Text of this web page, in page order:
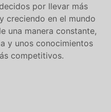
por llevar más
creciendo en el mundo
una manera constante,
y unos conocimientos
competitivos.